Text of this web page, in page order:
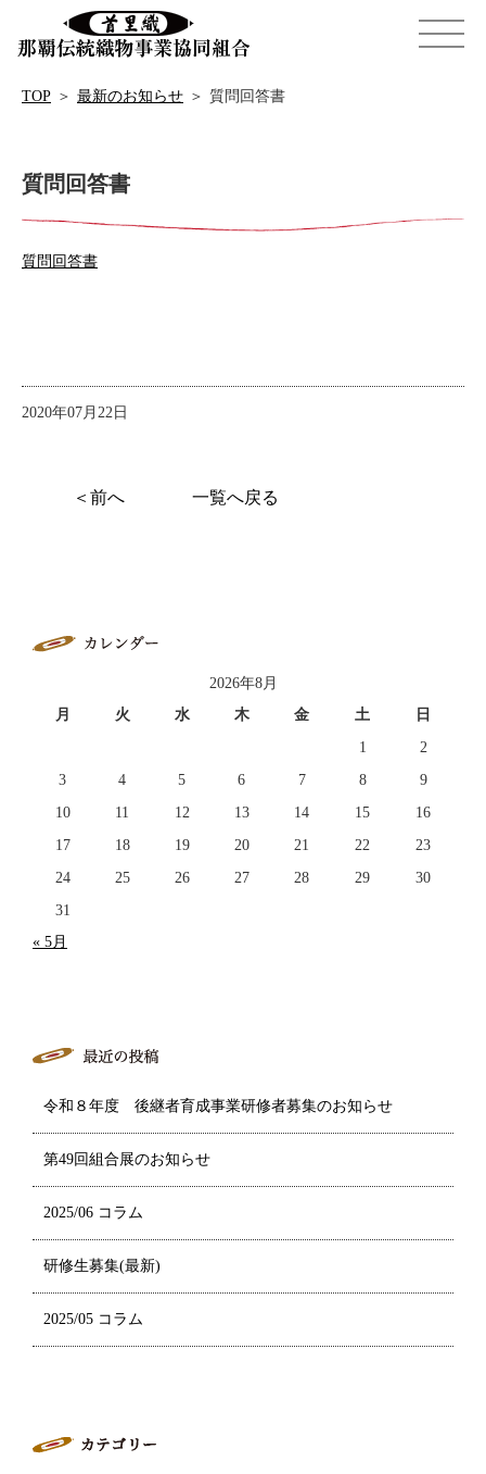
TOP ＞ 最新のお知らせ ＞ 質問回答書
質問回答書
質問回答書
2020年07月22日
＜前へ 一覧へ戻る
2026年8月
月
火 水 木 金 土
日
1
2
3
4 5 6 7 8
9
10
11 12 13 14 15
16
17
18 19 20 21 22
23
24
25 26 27 28 29
30
31
« 5月
令和８年度 後継者育成事業研修者募集のお知らせ
第49回組合展のお知らせ
2025/06 コラム
研修生募集(最新)
2025/05 コラム